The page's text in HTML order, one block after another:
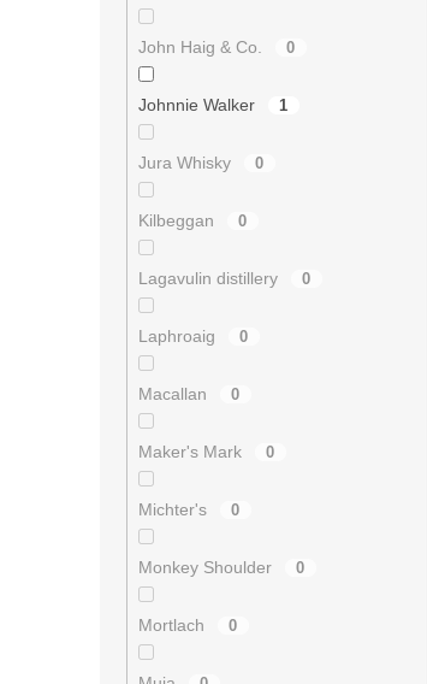
John Haig & Co. 0
Johnnie Walker 1
Jura Whisky 0
Kilbeggan 0
Lagavulin distillery 0
Laphroaig 0
Macallan 0
Maker's Mark 0
Michter's 0
Monkey Shoulder 0
Mortlach 0